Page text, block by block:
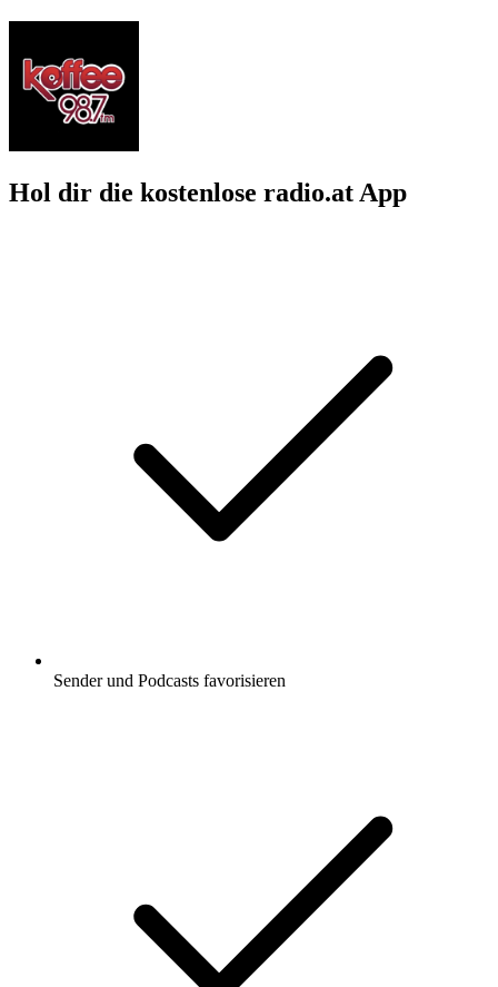
Hol dir die kostenlose radio.at App
Sender und Podcasts favorisieren